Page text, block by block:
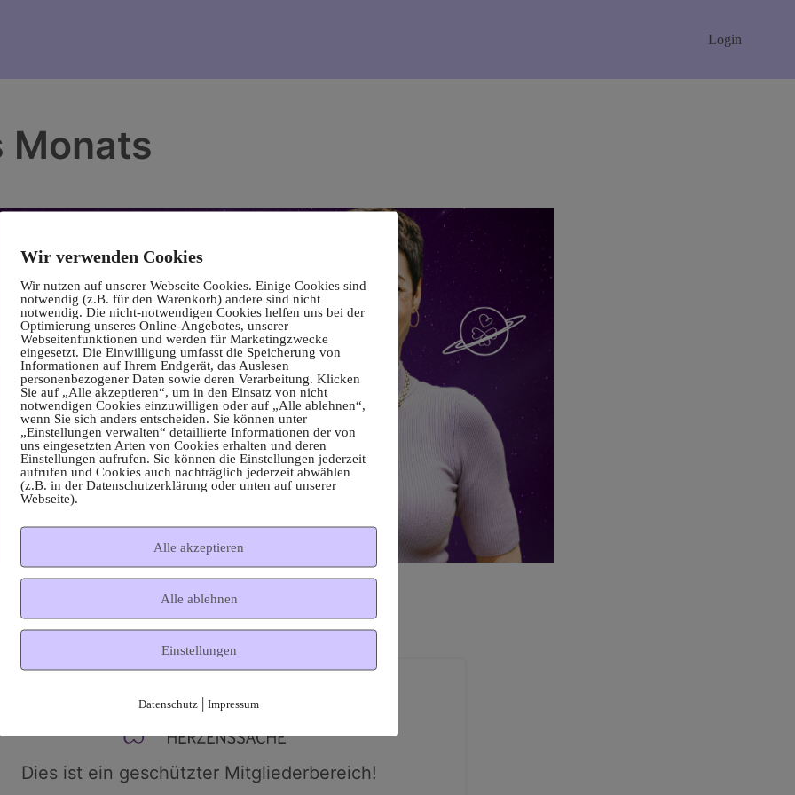
Login
Monats
Dies ist ein geschützter Mitgliederbereich!
Wir verwenden Cookies
Wir nutzen auf unserer Webseite Cookies. Einige Cookies sind
notwendig (z.B. für den Warenkorb) andere sind nicht
notwendig. Die nicht-notwendigen Cookies helfen uns bei der
Optimierung unseres Online-Angebotes, unserer
Webseitenfunktionen und werden für Marketingzwecke
eingesetzt. Die Einwilligung umfasst die Speicherung von
Informationen auf Ihrem Endgerät, das Auslesen
personenbezogener Daten sowie deren Verarbeitung. Klicken
Sie auf „Alle akzeptieren“, um in den Einsatz von nicht
notwendigen Cookies einzuwilligen oder auf „Alle ablehnen“,
wenn Sie sich anders entscheiden. Sie können unter
„Einstellungen verwalten“ detaillierte Informationen der von
uns eingesetzten Arten von Cookies erhalten und deren
Einstellungen aufrufen. Sie können die Einstellungen jederzeit
aufrufen und Cookies auch nachträglich jederzeit abwählen
(z.B. in der Datenschutzerklärung oder unten auf unserer
Webseite).
Alle akzeptieren
Alle ablehnen
Einstellungen
Datenschutz | Impressum